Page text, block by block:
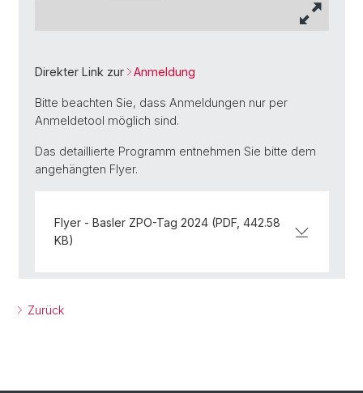
Direkter Link zur Anmeldung
Bitte beachten Sie, dass Anmeldungen nur per
Anmeldetool möglich sind.
Das detaillierte Programm entnehmen Sie bitte dem
angehängten Flyer.
Flyer - Basler ZPO-Tag 2024 (PDF, 442.58
KB)
Zurück